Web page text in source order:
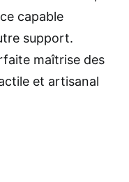
capable
support.
maîtrise des
et artisanal